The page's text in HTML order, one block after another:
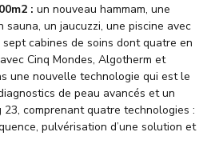
: un nouveau hammam, une
sauna, un jaucuzzi, une piscine avec
cabines de soins dont quatre en
Cinq Mondes, Algotherm et
une nouvelle technologie qui est le
de peau avancés et un
comprenant quatre technologies :
pulvérisation d’une solution et